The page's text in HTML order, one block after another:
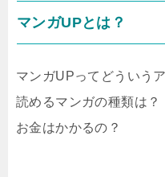
マンガUPとは？
マンガUPってどういう
読めるマンガの種類は？
お金はかかるの？